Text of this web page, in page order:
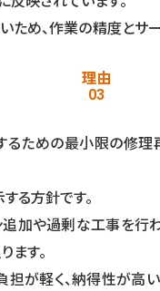
ため、作業の精度とサ
理由
03
提案ポリシー
り複数の作業選択肢
るための最小限の修理
る方針です。
加や過剰な工事を行
ます。
が軽く、納得性が高